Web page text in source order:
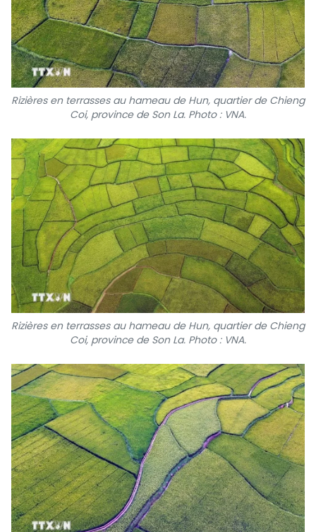
TIẾNG VIỆT
ENGLISH
中文
РУССКИЙ
ESPAÑOL
Rizières en terrasses au hameau de Hun, quartier de Chieng
Coi, province de Son La. Photo : VNA.
Rizières en terrasses au hameau de Hun, quartier de Chieng
Coi, province de Son La. Photo : VNA.